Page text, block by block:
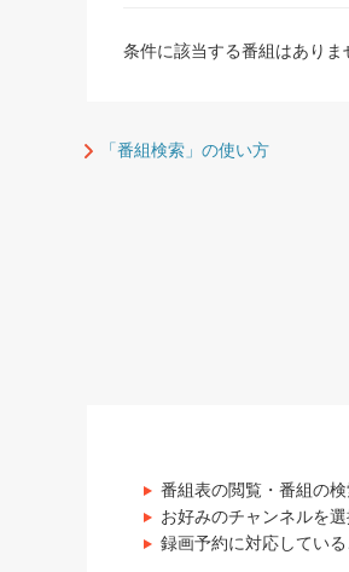
条件に該当する番組はありま
「番組検索」の使い方
番組表の閲覧・番組の
お好みのチャンネルを
録画予約に対応してい